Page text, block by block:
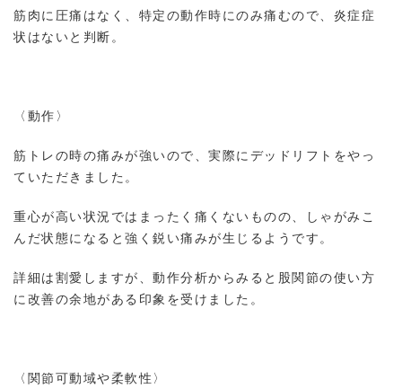
筋肉に圧痛はなく、特定の動作時にのみ痛むので、炎症症
状はないと判断。
〈動作〉
筋トレの時の痛みが強いので、実際にデッドリフトをやっ
ていただきました。
重心が高い状況ではまったく痛くないものの、しゃがみこ
んだ状態になると強く鋭い痛みが生じるようです。
詳細は割愛しますが、動作分析からみると股関節の使い方
に改善の余地がある印象を受けました。
〈関節可動域や柔軟性〉